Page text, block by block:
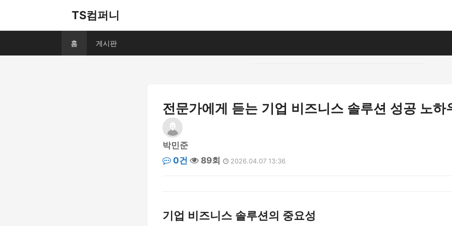
TS컴퍼니
홈 게시판
전문가에게 듣는 기업 비즈니스 솔루션 성공 노하
박민준
0건
89회 2026.04.07 13:36
기업 비즈니스 솔루션의 중요성